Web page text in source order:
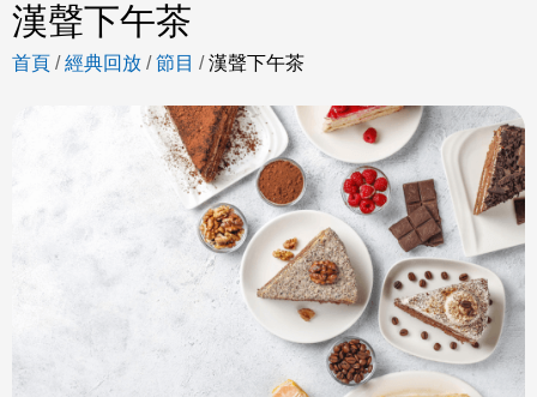
漢聲下午茶
首頁 /經典回放 /節目 /漢聲下午茶